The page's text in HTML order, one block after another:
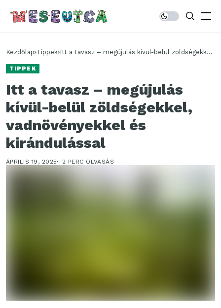
Kezdőlap Tippek Itt a tavasz – megújulás kívül-belül zöldségekkel,
TIPPEK
Itt a tavasz – megújulás
kívül-belül zöldségekkel,
vadnövényekkel és
kirándulással
ÁPRILIS 19, 2025 2 PERC OLVASÁS